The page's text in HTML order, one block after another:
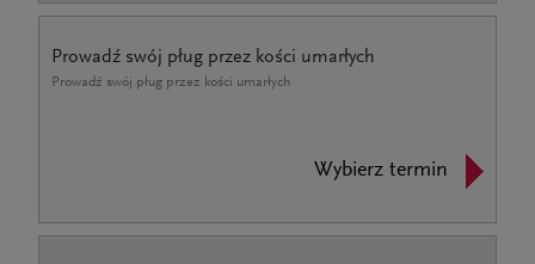
Prowadź swój pług przez kości umarłych
Prowadź swój pług przez kości umarłych
Wybierz termin